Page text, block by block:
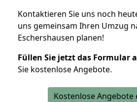
Kontaktieren Sie uns noch
uns gemeinsam Ihren Umzug
Eschershausen planen!
Füllen Sie jetzt das Formular
Sie kostenlose Angebote.
Kostenlose Angebote